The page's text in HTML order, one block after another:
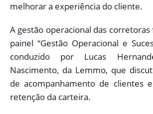
melhorar a experiência do cliente.
A gestão operacional das
painel “Gestão Operacional e
conduzido por Lucas
Nascimento, da Lemmo, que
de acompanhamento de clientes
retenção da carteira.